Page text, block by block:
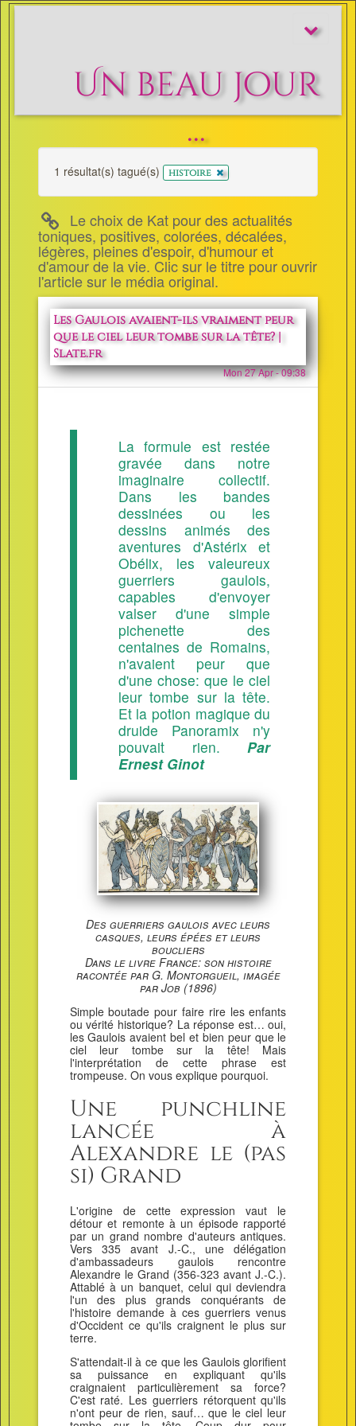
Afficher/
Un beau jour
...
1 résultat(s) tagué(s) histoire x
Le choix de Kat pour des actualités
toniques, positives, colorées, décalées,
légères, pleines d'espoir, d'humour et
d'amour de la vie. Clic sur le titre pour ouvrir
l'article sur le média original.
Les Gaulois avaient-ils vraiment peur
que le ciel leur tombe sur la tête? |
Slate.fr
Mon 27 Apr - 09:38
La formule est restée
gravée dans notre
imaginaire collectif.
Dans les bandes
dessinées ou les
dessins animés des
aventures d'Astérix et
Obélix, les valeureux
guerriers gaulois,
capables d'envoyer
valser d'une simple
pichenette des
centaines de Romains,
n'avaient peur que
d'une chose: que le ciel
leur tombe sur la tête.
Et la potion magique du
druide Panoramix n'y
pouvait rien.Par
Ernest Ginot
Des guerriers gaulois avec leurs
casques, leurs épées et leurs
boucliers
Dans le livre France: son histoire
racontée par G. Montorgueil, imagée
par Job (1896)
Simple boutade pour faire rire les enfants
ou vérité historique? La réponse est… oui,
les Gaulois avaient bel et bien peur que le
ciel leur tombe sur la tête! Mais
l'interprétation de cette phrase est
trompeuse. On vous explique pourquoi.
Une punchline
lancée à
Alexandre le (pas
si) Grand
L'origine de cette expression vaut le
détour et remonte à un épisode rapporté
par un grand nombre d'auteurs antiques.
Vers 335 avant J.-C., une délégation
d'ambassadeurs gaulois rencontre
Alexandre le Grand (356-323 avant J.-C.).
Attablé à un banquet, celui qui deviendra
l'un des plus grands conquérants de
l'histoire demande à ces guerriers venus
d'Occident ce qu'ils craignent le plus sur
terre.
S'attendait-il à ce que les Gaulois glorifient
sa puissance en expliquant qu'ils
craignaient particulièrement sa force?
C'est raté. Les guerriers rétorquent qu'ils
n'ont peur de rien, sauf… que le ciel leur